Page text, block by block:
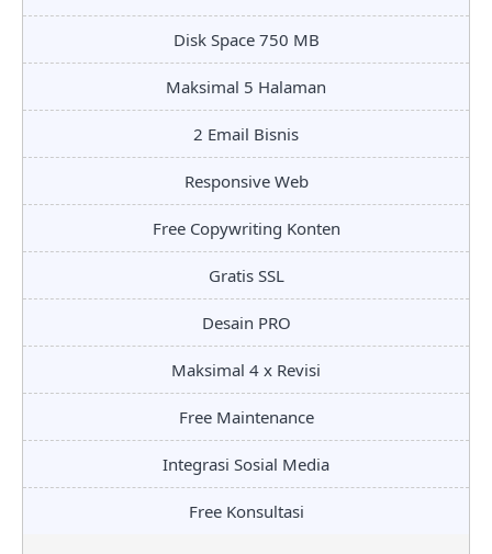
Disk Space 750 MB
Maksimal 5 Halaman
2 Email Bisnis
Responsive Web
Free Copywriting Konten
Gratis SSL
Desain PRO
Maksimal 4 x Revisi
Free Maintenance
Integrasi Sosial Media
Free Konsultasi